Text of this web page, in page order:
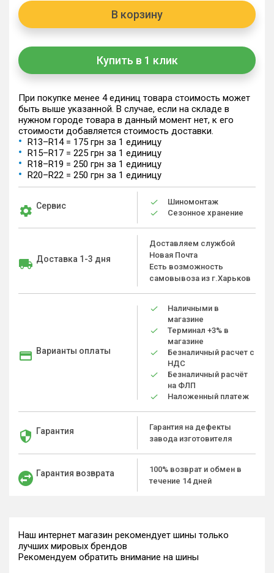
В корзину
Купить в 1 клик
При покупке менее 4 единиц товара стоимость может
быть выше указанной. В случае, если на складе в
нужном городе товара в данный момент нет, к его
стоимости добавляется стоимость доставки.
R13–R14 = 175 грн за 1 единицу
R15–R17 = 225 грн за 1 единицу
R18–R19 = 250 грн за 1 единицу
R20–R22 = 250 грн за 1 единицу
Сервис
Шиномонтаж
Сезонное хранение
Доставка 1-3 дня
Доставляем службой
Новая Почта
Есть возможность
самовывоза из г.Харьков
Варианты оплаты
Наличными в
магазине
Терминал +3% в
магазине
Безналичный расчет с
НДС
Безналичный расчёт
на ФЛП
Наложенный платеж
Гарантия
Гарантия на дефекты
завода изготовителя
Гарантия возврата
100% возврат и обмен в
течение 14 дней
Наш интернет магазин рекомендует шины только
лучших мировых брендов
Рекомендуем обратить внимание на шины